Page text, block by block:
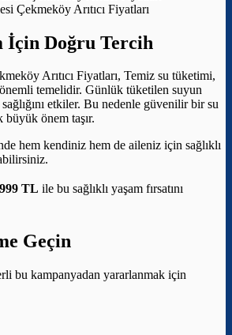
Çekmeköy Arıtıcı Fiyatları
İçin Doğru Tercih
Arıtıcı Fiyatları, Temiz su tüketimi,
önemli temelidir. Günlük tüketilen suyun
etkiler. Bu nedenle güvenilir bir su
büyük önem taşır.
hem kendiniz hem de aileniz için sağlıklı
TL ile bu sağlıklı yaşam fırsatını
Geçin
bu kampanyadan yararlanmak için